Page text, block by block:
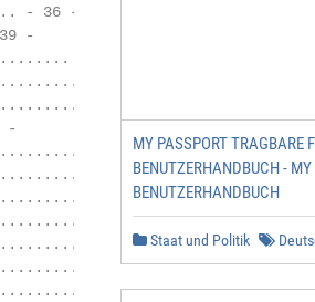
- 36 -
-
- 40 -
- 40 -
- 42 -
-
- 45 -
- 45 -
- 46 -
- 48 -
- 49 -
- 49 -
- 50 -
MY PASSPORT TRAGBARE
BENUTZERHANDBUCH - MY
BENUTZERHANDBUCH
Staat und Politik